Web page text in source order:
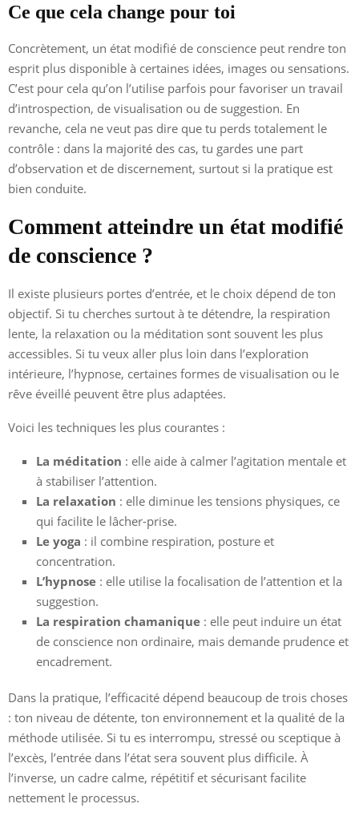
Ce que cela change pour toi
Concrètement, un état modifié de conscience peut rendre ton
esprit plus disponible à certaines idées, images ou sensations.
C’est pour cela qu’on l’utilise parfois pour favoriser un travail
d’introspection, de visualisation ou de suggestion. En
revanche, cela ne veut pas dire que tu perds totalement le
contrôle : dans la majorité des cas, tu gardes une part
d’observation et de discernement, surtout si la pratique est
bien conduite.
Comment atteindre un état modifié
de conscience ?
Il existe plusieurs portes d’entrée, et le choix dépend de ton
objectif. Si tu cherches surtout à te détendre, la respiration
lente, la relaxation ou la méditation sont souvent les plus
accessibles. Si tu veux aller plus loin dans l’exploration
intérieure, l’hypnose, certaines formes de visualisation ou le
rêve éveillé peuvent être plus adaptées.
Voici les techniques les plus courantes :
La méditation : elle aide à calmer l’agitation mentale et
à stabiliser l’attention.
La relaxation : elle diminue les tensions physiques, ce
qui facilite le lâcher-prise.
Le yoga : il combine respiration, posture et
concentration.
L’hypnose : elle utilise la focalisation de l’attention et la
suggestion.
La respiration chamanique : elle peut induire un état
de conscience non ordinaire, mais demande prudence et
encadrement.
Dans la pratique, l’efficacité dépend beaucoup de trois choses
: ton niveau de détente, ton environnement et la qualité de la
méthode utilisée. Si tu es interrompu, stressé ou sceptique à
l’excès, l’entrée dans l’état sera souvent plus difficile. À
l’inverse, un cadre calme, répétitif et sécurisant facilite
nettement le processus.